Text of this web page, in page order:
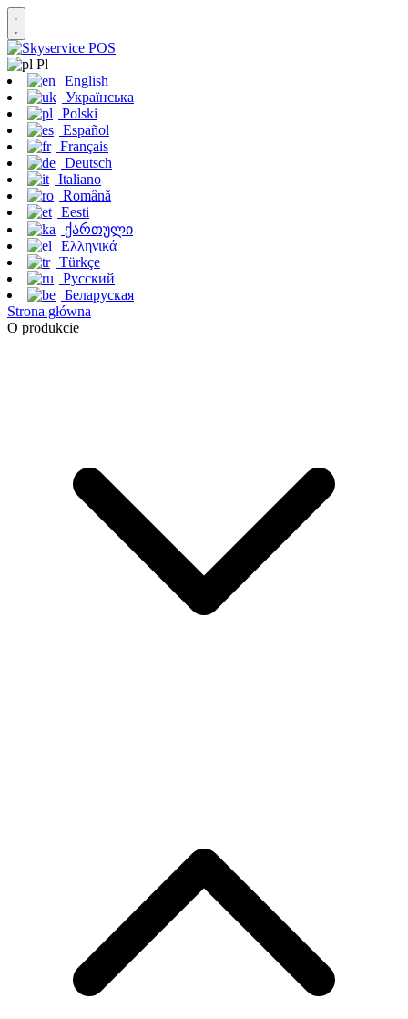
Pl
English
Українська
Polski
Español
Français
Deutsch
Italiano
Română
Eesti
ქართული
Ελληνικά
Türkçe
Русский
Беларуская
Strona główna
O produkcie